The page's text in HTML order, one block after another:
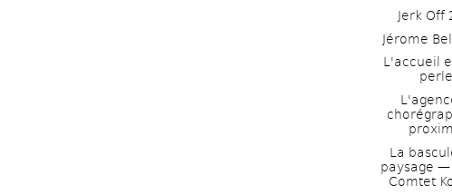
Jerk Off
Jérome
L'accueil
La
paysage —
Comtet